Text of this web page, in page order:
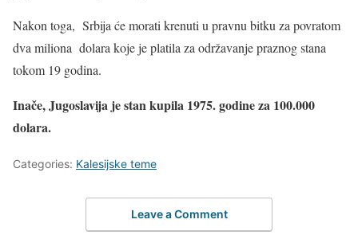
Nakon toga, Srbija će morati krenuti u pravnu bitku za povratom
dva miliona dolara koje je platila za održavanje praznog stana
tokom 19 godina.
Inače, Jugoslavija je stan kupila 1975. godine za 100.000
dolara.
Categories: Kalesijske teme
Leave a Comment